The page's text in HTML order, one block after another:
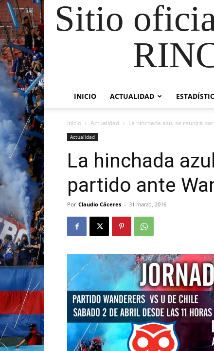
Sitio
INICIO ACTUALIDAD
Inicio Actualidad La hinchada azul se reunirá
Actualidad
La hinchada
partido ante
Por Claudio Cáceres - 31 marzo, 2016